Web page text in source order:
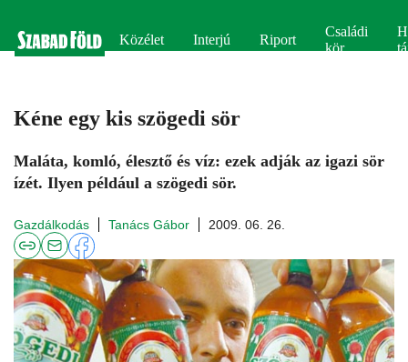
Közélet Interjú Riport
Családi
kör
Kéne egy kis szögedi sör
Maláta, komló, élesztő és víz: ezek adják az igazi sör
ízét. Ilyen például a szögedi sör.
Gazdálkodás Tanács Gábor 2009. 06. 26.